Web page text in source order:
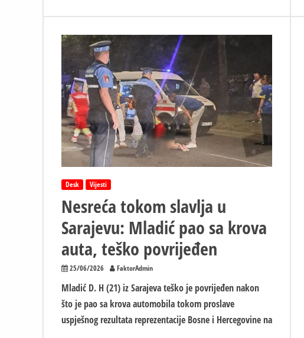
mjeseci
Sarajevu
nema
odgovornih
Desk Vijesti
Nesreća tokom slavlja u
Sarajevu: Mladić pao sa krova
auta, teško povrijeđen
25/06/2026 FaktorAdmin
Mladić D. H (21) iz Sarajeva teško je povrijeđen nakon
što je pao sa krova automobila tokom proslave
uspješnog rezultata reprezentacije Bosne i Hercegovine na